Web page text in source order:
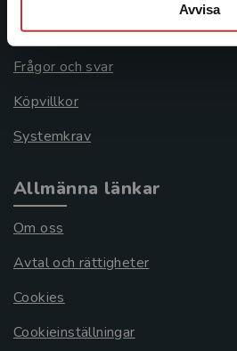
Avvisa
046-31 21 00
Frågor och svar
Köpvillkor
Systemkrav
Allmänna länkar
Om oss
Avtal och rättigheter
Cookies
Cookieinställningar